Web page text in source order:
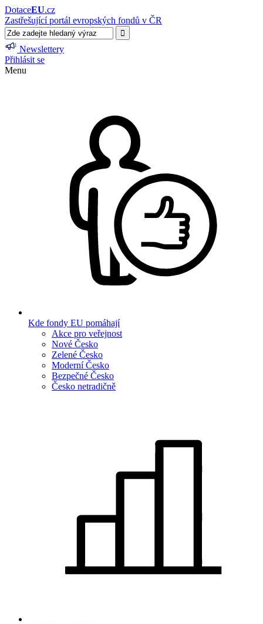
DotaceEU.cz
Zastřešující portál evropských fondů v ČR
Newslettery
Přihlásit se
Menu
Kde fondy EU pomáhají
Akce pro veřejnost
Nové Česko
Zelené Česko
Moderní Česko
Bezpečné Česko
Česko netradičně